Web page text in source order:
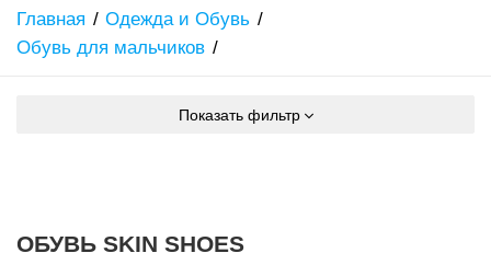
Главная
Одежда и Обувь
Обувь для мальчиков
Показать фильтр
ОБУВЬ SKIN SHOES